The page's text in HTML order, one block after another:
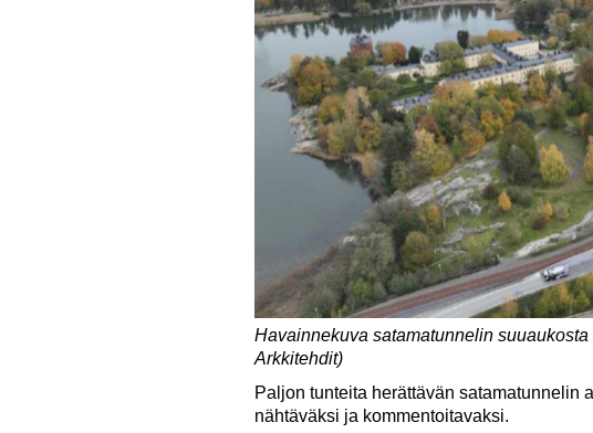
Havainnekuva satamatunnelin
Arkkitehdit)
Paljon tunteita herättävän satamatunnelin
nähtäväksi ja kommentoitavaksi.